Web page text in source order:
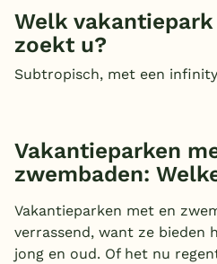
Welk
zoekt u?
Subtropisch, met een
Vakantieparken
zwembaden:
Vakantieparken met en
verrassend, want ze bieden
jong en oud. Of het nu